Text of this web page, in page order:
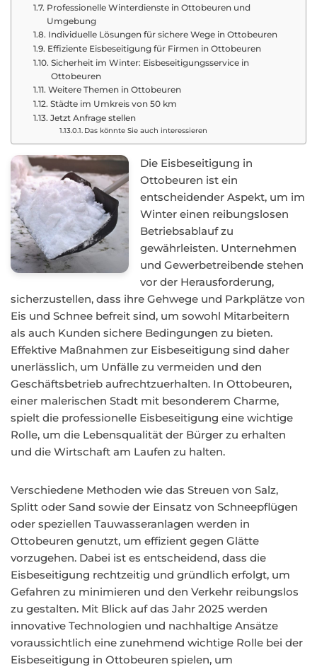
Professionelle Winterdienste in Ottobeuren und
Umgebung
Individuelle Lösungen für sichere Wege in Ottobeuren
Effiziente Eisbeseitigung für Firmen in Ottobeuren
Sicherheit im Winter: Eisbeseitigungsservice in
Ottobeuren
Weitere Themen in Ottobeuren
Städte im Umkreis von 50 km
Jetzt Anfrage stellen
Das könnte Sie auch interessieren
Die Eisbeseitigung in
Ottobeuren ist ein
entscheidender Aspekt, um im
Winter einen reibungslosen
Betriebsablauf zu
gewährleisten. Unternehmen
und Gewerbetreibende stehen
vor der Herausforderung,
sicherzustellen, dass ihre Gehwege und Parkplätze von
Eis und Schnee befreit sind, um sowohl Mitarbeitern
als auch Kunden sichere Bedingungen zu bieten.
Effektive Maßnahmen zur Eisbeseitigung sind daher
unerlässlich, um Unfälle zu vermeiden und den
Geschäftsbetrieb aufrechtzuerhalten. In Ottobeuren,
einer malerischen Stadt mit besonderem Charme,
spielt die professionelle Eisbeseitigung eine wichtige
Rolle, um die Lebensqualität der Bürger zu erhalten
und die Wirtschaft am Laufen zu halten.
Verschiedene Methoden wie das Streuen von Salz,
Splitt oder Sand sowie der Einsatz von Schneepflügen
oder speziellen Tauwasseranlagen werden in
Ottobeuren genutzt, um effizient gegen Glätte
vorzugehen. Dabei ist es entscheidend, dass die
Eisbeseitigung rechtzeitig und gründlich erfolgt, um
Gefahren zu minimieren und den Verkehr reibungslos
zu gestalten. Mit Blick auf das Jahr 2025 werden
innovative Technologien und nachhaltige Ansätze
voraussichtlich eine zunehmend wichtige Rolle bei der
Eisbeseitigung in Ottobeuren spielen, um